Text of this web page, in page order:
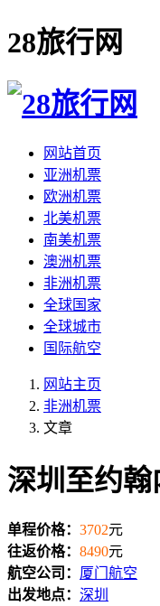
28旅行网
网站首页
亚洲机票
欧洲机票
北美机票
南美机票
澳洲机票
非洲机票
全球国家
全球城市
国际航空
网站主页
非洲机票
文章
深圳至约
单程价格： 3702元
往返价格： 8490元
航空公司： 厦门航空
出发地点： 深圳